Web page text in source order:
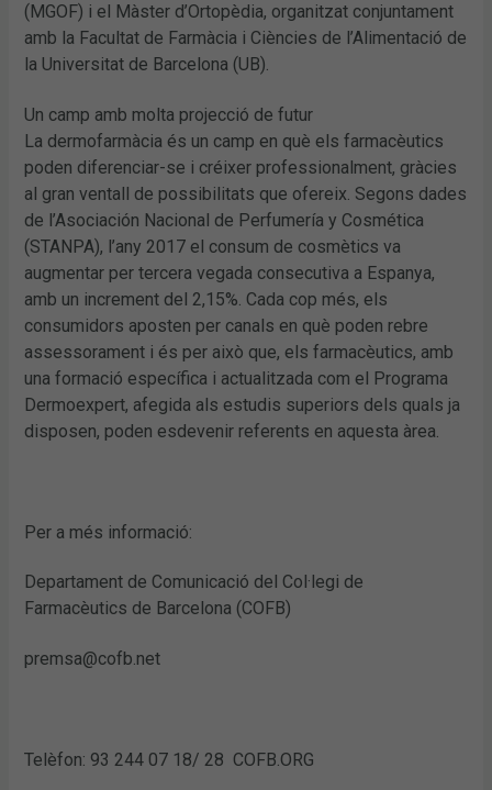
(MGOF) i el Màster d’Ortopèdia, organitzat conjuntament
amb la Facultat de Farmàcia i Ciències de l’Alimentació de
la Universitat de Barcelona (UB).
Un camp amb molta projecció de futur
La dermofarmàcia és un camp en què els farmacèutics
poden diferenciar-se i créixer professionalment, gràcies
al gran ventall de possibilitats que ofereix. Segons dades
de l’Asociación Nacional de Perfumería y Cosmética
(STANPA), l’any 2017 el consum de cosmètics va
augmentar per tercera vegada consecutiva a Espanya,
amb un increment del 2,15%. Cada cop més, els
consumidors aposten per canals en què poden rebre
assessorament i és per això que, els farmacèutics, amb
una formació específica i actualitzada com el Programa
Dermoexpert, afegida als estudis superiors dels quals ja
disposen, poden esdevenir referents en aquesta àrea.
Per a més informació:
Departament de Comunicació del Col·legi de
Farmacèutics de Barcelona (COFB)
premsa@cofb.net
Telèfon: 93 244 07 18/ 28 COFB.ORG